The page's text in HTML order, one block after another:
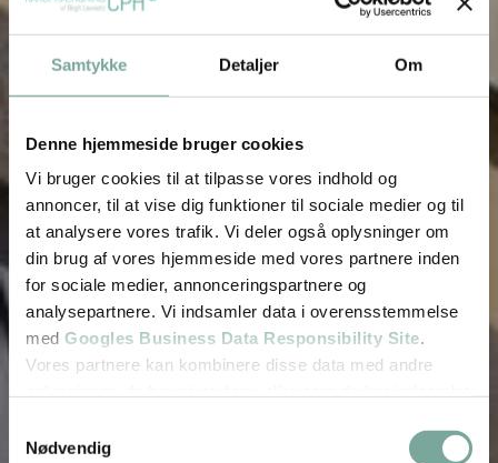
Samtykke Detaljer Om
Denne hjemmeside bruger cookies
Vi bruger cookies til at tilpasse vores indhold og
annoncer, til at vise dig funktioner til sociale medier og til
at analysere vores trafik. Vi deler også oplysninger om
din brug af vores hjemmeside med vores partnere inden
for sociale medier, annonceringspartnere og
analysepartnere. Vi indsamler data i overensstemmelse
med Googles Business Data Responsibility Site.
Vores partnere kan kombinere disse data med andre
Nødvendig
Kontakt os
Skriv til os
Karsprængning CPH er registreret hos
Sundhedsstyrelsen, og vi er alle sundhedsfaglige
personer der er godkendt hos Styrelsen for
patientsikkerhed.